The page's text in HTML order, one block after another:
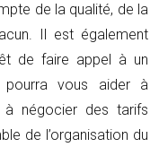
de la qualité, de la
Il est également
de faire appel à un
pourra vous aider à
à négocier des tarifs
de l’organisation du